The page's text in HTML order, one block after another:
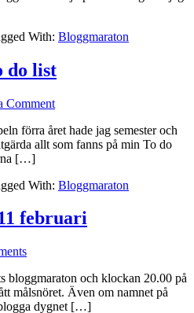
With: Bloggmaraton
do list
Comment
förra året hade jag semester och
allt som fanns på min To do
[…]
With: Bloggmaraton
februari
bloggmaraton och klockan 20.00 på
målsnöret. Även om namnet på
dygnet […]